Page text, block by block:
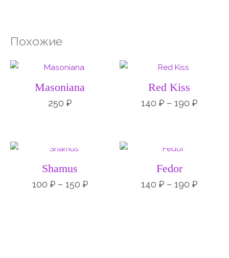
Похожие
Masoniana
250 ₽
Red Kiss
140 ₽ – 190 ₽190 ₽
Shamus
100 ₽ – 150 ₽
Диапазон
150 ₽
Fedor
140 ₽ – 190 ₽190 ₽